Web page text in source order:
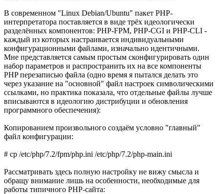
В современном "Linux Debian/Ubuntu" пакет PHP-
интерпретатора поставляется в виде трёх идеологически
разделённых компонентов: PHP-FPM, PHP-CGI и PHP-CLI -
каждый из которых настраивается индивидуальными
конфигурационными файлами, изначально идентичными.
Мне представляется самым простым сконфигурировать один
набор параметров и распространить их на все компоненты
PHP перезаписью файла (одно время я пытался делать это
через указание на "основной" файл настроек символическими
ссылками, но практика показала, что отдельные файлы лучше
вписываются в идеологию дистрибуции и обновления
программного обеспечения):
Копированием произвольного создаём условно "главный"
файл конфигурации:
# cp /etc/php/7.2/fpm/php.ini /etc/php/7.2/php-main.ini
Рассматривать здесь полную настройку не вижу смысла и
обращу внимание лишь на особенности, необходимые для
работы типичного PHP-сайта: